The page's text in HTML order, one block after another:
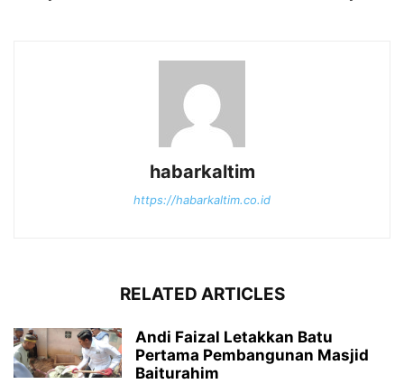
habarkaltim
https://habarkaltim.co.id
RELATED ARTICLES
Andi Faizal Letakkan Batu
Pertama Pembangunan Masjid
Baiturahim